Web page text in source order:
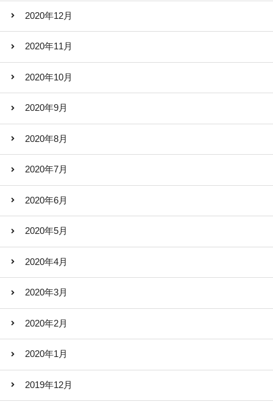
2020年12月
2020年11月
2020年10月
2020年9月
2020年8月
2020年7月
2020年6月
2020年5月
2020年4月
2020年3月
2020年2月
2020年1月
2019年12月